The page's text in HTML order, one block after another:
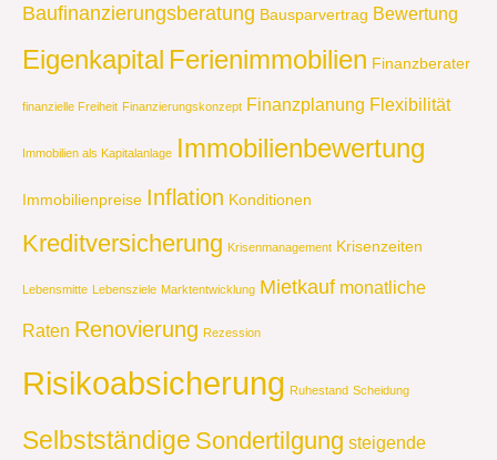
Baufinanzierungsberatung Bausparvertrag Bewertung
Eigenkapital Ferienimmobilien Finanzberater
finanzielle Freiheit Finanzierungskonzept Finanzplanung Flexibilität
Immobilien als Kapitalanlage Immobilienbewertung
Immobilienpreise Inflation Konditionen
Kreditversicherung Krisenmanagement Krisenzeiten
Lebensmitte Lebensziele Marktentwicklung Mietkauf monatliche
Raten Renovierung Rezession
Risikoabsicherung Ruhestand Scheidung
Selbstständige Sondertilgung steigende